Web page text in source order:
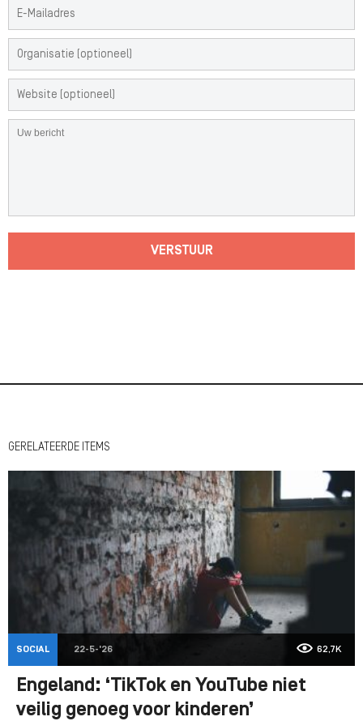
VERSTUUR
GERELATEERDE ITEMS
SOCIAL 22-5-'26 62,7K
Engeland: ‘TikTok en YouTube niet
veilig genoeg voor kinderen’